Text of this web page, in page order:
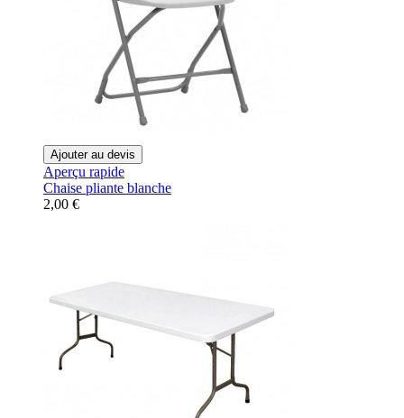
Ajouter au devis
Aperçu rapide
Chaise pliante blanche
2,00 €